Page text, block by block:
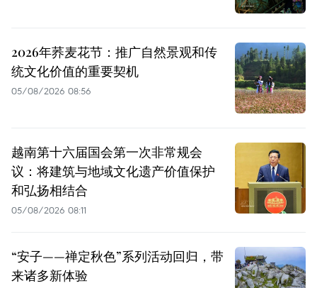
2026年荞麦花节：推广自然景观和传
统文化价值的重要契机
05/08/2026 08:56
越南第十六届国会第一次非常规会
议：将建筑与地域文化遗产价值保护
和弘扬相结合
05/08/2026 08:11
“安子——禅定秋色”系列活动回归，带
来诸多新体验